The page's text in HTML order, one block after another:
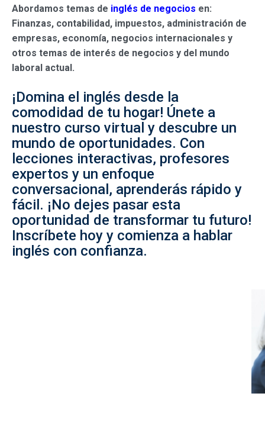
Abordamos temas de inglés de negocios en:
Finanzas, contabilidad, impuestos, administración de
empresas, economía, negocios internacionales y
otros temas de interés de negocios y del mundo
laboral actual.
¡Domina el inglés desde la
comodidad de tu hogar! Únete a
nuestro curso virtual y descubre un
mundo de oportunidades. Con
lecciones interactivas, profesores
expertos y un enfoque
conversacional, aprenderás rápido y
fácil. ¡No dejes pasar esta
oportunidad de transformar tu futuro!
Inscríbete hoy y comienza a hablar
inglés con confianza.